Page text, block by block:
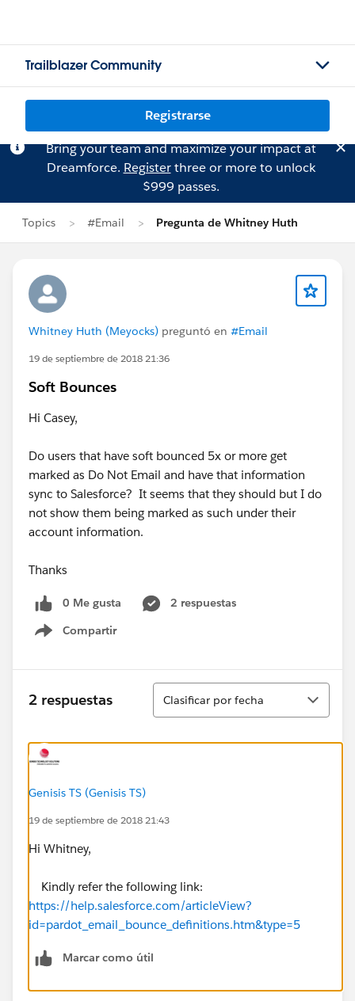
Trailblazer Community
Registrarse
Bring your team and maximize your impact at
Dreamforce. Registerthree or more to unlock
$999 passes.
Topics #Email Pregunta de Whitney Huth
Whitney Huth (Meyocks) preguntó en #Email
19 de septiembre de 2018 21:36
Soft Bounces
Hi Casey,
Do users that have soft bounced 5x or more get
marked as Do Not Email and have that information
sync to Salesforce? It seems that they should but I do
not show them being marked as such under their
account information.
Thanks
0 Me gusta
2 respuestas
Compartir
Show menu
2 respuestas
Ordenar
Clasificar por fecha
Genisis TS (Genisis TS)
19 de septiembre de 2018 21:43
Hi Whitney,
Kindly refer the following link:
https://help.salesforce.com/articleView?
id=pardot_email_bounce_definitions.htm&type=5
Marcar como útil